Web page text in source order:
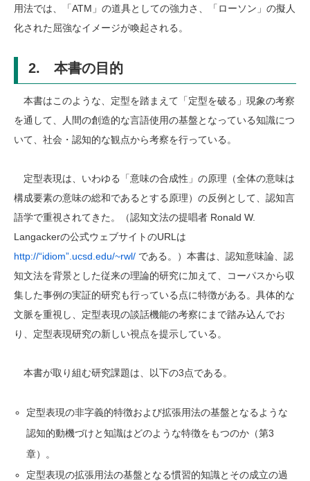
用法では、「ATM」の道具としての強力さ、「ローソン」の擬人
化された屈強なイメージが喚起される。
2. 本書の目的
本書はこのような、定型を踏まえて「定型を破る」現象の考察
を通して、人間の創造的な言語使用の基盤となっている知識につ
いて、社会・認知的な観点から考察を行っている。
定型表現は、いわゆる「意味の合成性」の原理（全体の意味は
構成要素の意味の総和であるとする原理）の反例として、認知言
語学で重視されてきた。（認知文法の提唱者 Ronald W.
Langackerの公式ウェブサイトのURLは
http://“idiom”.ucsd.edu/~rwl/ である。）本書は、認知意味論、認
知文法を背景とした従来の理論的研究に加えて、コーパスから収
集した事例の実証的研究も行っている点に特徴がある。具体的な
文脈を重視し、定型表現の談話機能の考察にまで踏み込んでお
り、定型表現研究の新しい視点を提示している。
本書が取り組む研究課題は、以下の3点である。
定型表現の非字義的特徴および拡張用法の基盤となるような
認知的動機づけと知識はどのような特徴をもつのか（第3
章）。
定型表現の拡張用法の基盤となる慣習的知識とその成立の過